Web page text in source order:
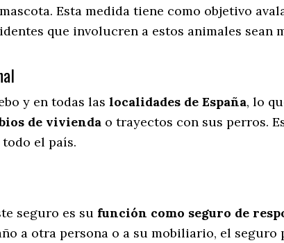
Esta medida tiene como objetivo
que involucren a estos animales sean
y en todas las localidades de España, lo
de vivienda o trayectos con sus perros.
el país.
seguro es su función como seguro de
a otra persona o a su mobiliario, el seguro